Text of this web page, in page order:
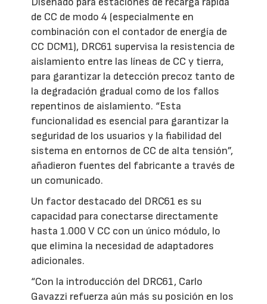
de CC de modo 4 (especialmente en
combinación con el contador de energía de
CC DCM1), DRC61 supervisa la resistencia de
aislamiento entre las líneas de CC y tierra,
para garantizar la detección precoz tanto de
la degradación gradual como de los fallos
repentinos de aislamiento. “Esta
funcionalidad es esencial para garantizar la
seguridad de los usuarios y la fiabilidad del
sistema en entornos de CC de alta tensión”,
añadieron fuentes del fabricante a través de
un comunicado.
Un factor destacado del DRC61 es su
capacidad para conectarse directamente
hasta 1.000 V CC con un único módulo, lo
que elimina la necesidad de adaptadores
adicionales.
“Con la introducción del DRC61, Carlo
Gavazzi refuerza aún más su posición en los